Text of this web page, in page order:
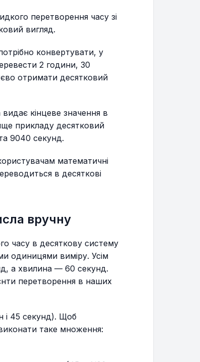
перетворення часу зі
вигляд.
конвертувати, у
2 години, 30
отримати десятковий
кінцеве значення в
прикладу десятковий
9040 секунд.
математичні
в десяткові
вручну
часу в десяткову систему
одиницями виміру. Усім
а хвилина — 60 секунд.
перетворення в наших
і 45 секунд). Щоб
таке множення: